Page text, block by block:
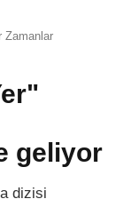
Zamanlar
geliyor
dizisi